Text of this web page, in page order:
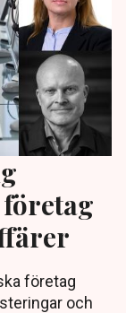
företag
företag
och